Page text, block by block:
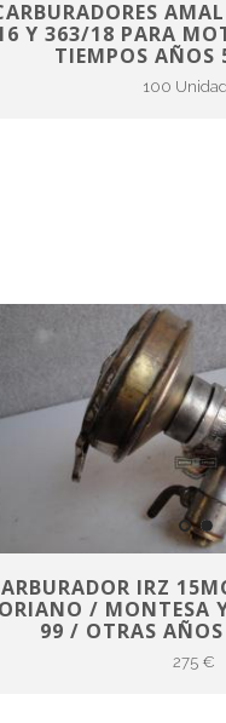
Y 363/18 PARA
TIEMPOS
100
IRZ
/ MONTESA
99 / OTRAS
275 €